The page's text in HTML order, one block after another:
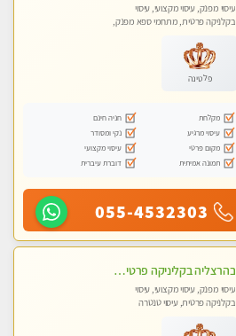
עיסוי מפנק, עיסוי מקצועי, עיסוי
בקלניקה פרטית, מתחמי ספא מפנק,
פלטינה
מקלחת
חניה חינם
עיסוי מרגיע
נקי ומסודר
מקום פרטי
עיסוי מקצועי
תמונה אמיתית
דוברת עיברית
055-4532303
בהרצליה בקליניקה פרטית כל סוגי העיסויים מעסה מקצועית ואיכותית פרטי!!
עיסוי מפנק, עיסוי מקצועי, עיסוי
בקלניקה פרטית, עיסוי טנטרה